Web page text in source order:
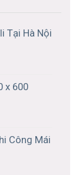
Tại Hà Nội
x 600
Công Mái